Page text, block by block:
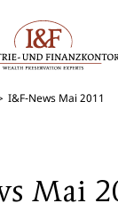
I&F-News Mai 2011
Mai